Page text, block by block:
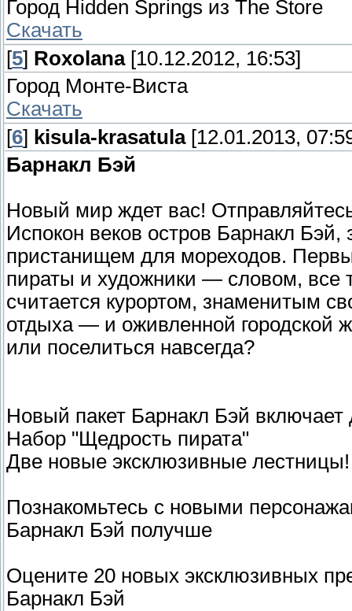
Город Hidden Springs из The Store
Скачать
[5] Roxolana[10.12.2012, 16:53]
Город Монте-Виста
Скачать
[6] kisula-krasatula[12.01.2013,
Барнакл Бэй
Новый мир ждет вас!
Испокон веков остров Барнакл
пристанищем для мореходов.
пираты и художники — словом, все
считается курортом, знаменитым
отдыха — и оживленной городской
или поселиться навсегда?
Новый пакет Барнакл Бэй
Набор "Щедрость пирата"
Две новые эксклюзивные лестницы!
Познакомьтесь с новыми
Барнакл Бэй получше
Оцените 20 новых эксклюзивных
Барнакл Бэй